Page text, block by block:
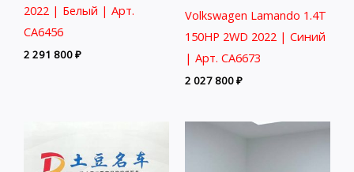
2022 | Белый | Арт.
CA6456
2 291 800₽
Volkswagen Lamando 1.4T
150HP 2WD 2022 | Синий
| Арт. CA6673
2 027 800₽